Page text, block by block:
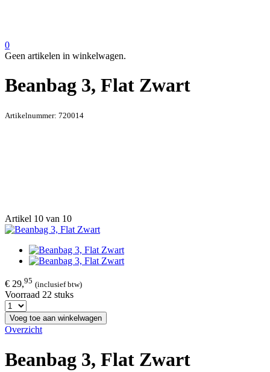
0
Geen artikelen in winkelwagen.
Beanbag 3, Flat Zwart
Artikelnummer: 720014
Artikel 10 van 10
€ 29,95 (inclusief btw)
Voorraad 22 stuks
Voeg toe aan winkelwagen
Overzicht
Beanbag 3, Flat Zwart